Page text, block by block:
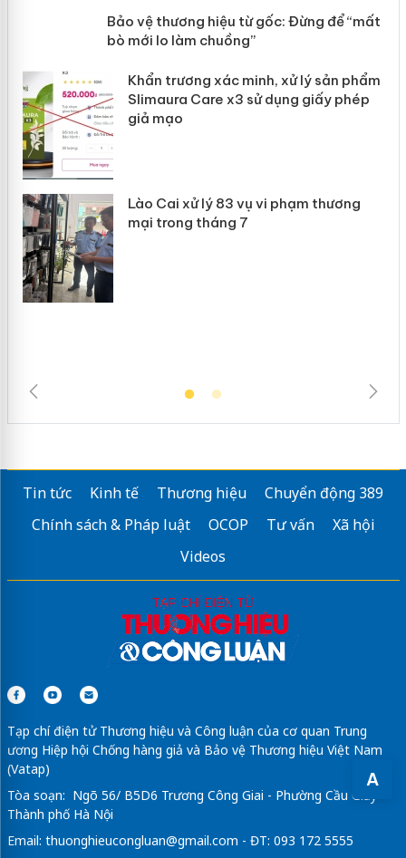
A
Bảo vệ thương hiệu từ gốc: Đừng để
“mất bò mới lo làm chuồng”
Tin tức Kinh tế Thương hiệu
Chuyển động 389
Chính sách & Pháp luật
OCOP Tư vấn
Xã hội
Videos
Tạp chí điện tử Thương hiệu và Công luận của cơ quan Trung
ương Hiệp hội Chống hàng giả và Bảo vệ Thương hiệu Việt Nam
(Vatap)
Tòa soạn: Ngõ 56/ B5D6 Trương Công Giai - Phường Cầu Giấy -
Thành phố Hà Nội
Email: thuonghieucongluan@gmail.com - ĐT: 093 172 5555